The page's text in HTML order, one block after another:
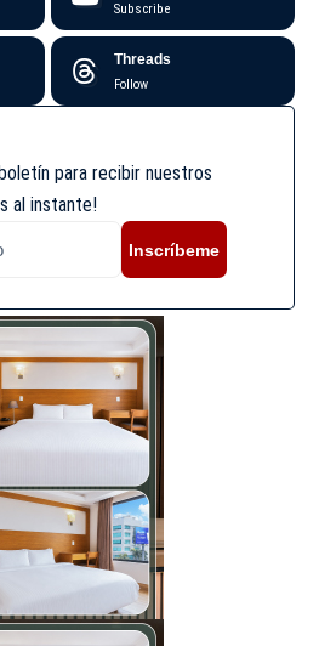
Subscribe
Threads
Follow
para recibir nuestros
al instante!
Inscríbeme